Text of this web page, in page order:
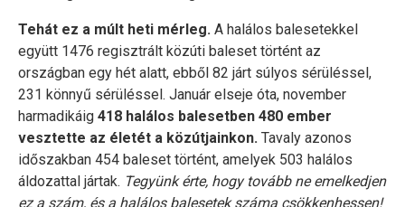
Tehát ez a múlt heti mérleg. A halálos balesetekkel
együtt 1476 regisztrált közúti baleset történt az
országban egy hét alatt, ebből 82 járt súlyos sérüléssel,
231 könnyű sérüléssel. Január elseje óta, november
harmadikáig 418 halálos balesetben 480 ember
vesztette az életét a közútjainkon. Tavaly azonos
időszakban 454 baleset történt, amelyek 503 halálos
áldozattal jártak. Tegyünk érte, hogy tovább ne emelkedjen
ez a szám, és a halálos balesetek száma csökkenhessen!